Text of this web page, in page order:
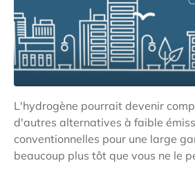
L'hydrogène pourrait devenir
d'autres alternatives à faible
conventionnelles pour une large
beaucoup plus tôt que vous ne le